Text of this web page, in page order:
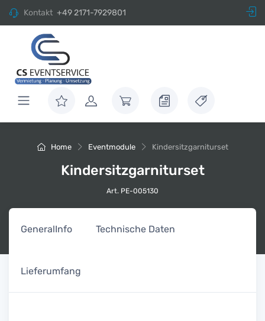
Kontakt +49 2171-7929801
Home Eventmodule Kindersitzgarniturset
Kindersitzgarniturset
Art. PE-005130
GeneralInfo Technische Daten
Lieferumfang